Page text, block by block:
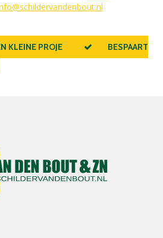
KLEINE PROJECTEN
BESPAART